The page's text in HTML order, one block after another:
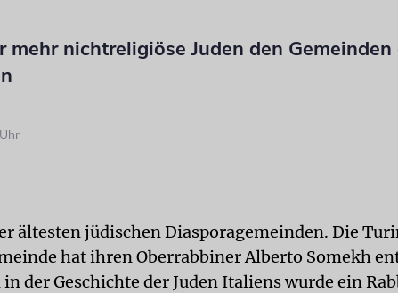
mehr nichtreligiöse Juden den Gemeinden
ältesten jüdischen Diasporagemeinden. Die
hat ihren Oberrabbiner Alberto Somekh
der Geschichte der Juden Italiens wurde ein